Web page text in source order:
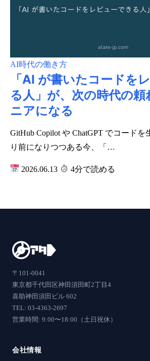
AI時代の働き方
「AI が書いたコードを
る人」が、次の時代の
ニアになる
GitHub Copilot や ChatGPT でコードを
り前になりつつある今、「…
2026.06.13 4分で読める
〒101-0041
東京都千代田区神田須田町2丁目4
喜助神田須田ビル 602
TEL: 03-4363-2697
営業時間: 9:00〜18:00（土日祝休）
会社情報